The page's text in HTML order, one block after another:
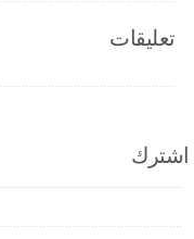
تعليقات
اشترك